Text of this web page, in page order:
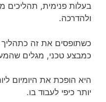
בעלות פנימית, תהליכים
ולהדרכה.
כשתופסים את זה כתהליך
כמבצע טכני, מגלים
היא הופכת את היומיום
יותר כיפי לעבוד בו.